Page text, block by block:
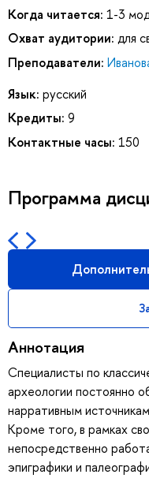
Когда читается: 1-3
Охват аудитории: для
Преподаватели:
Язык: русский
Кредиты: 9
Контактные часы: 150
Программа
Аннотация
Специалисты по
археологии постоянно
нарративным
Кроме того, в рамках
непосредственно
эпиграфики и